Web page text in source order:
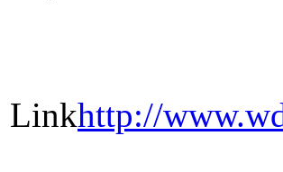
Linkhttp://